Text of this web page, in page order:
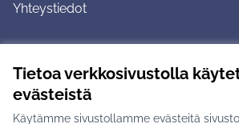
Tietoa verkkosivustolla
evästeistä
Käytämme sivustollamme evästeitä
Yhteystiedot
Ohjeet kirjautumiseen
Ohjeet kommentin jättämiseen